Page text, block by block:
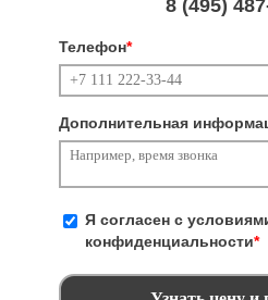
8 (495)
Телефон*
Дополнительная
Я согласен с
конфиденциальности*